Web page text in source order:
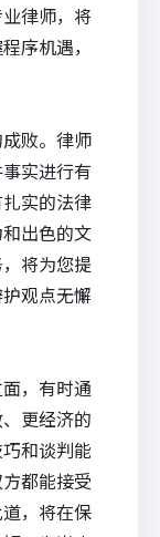
律师，将
序机遇，
败。律师
实进行有
实的法律
出色的文
将为您提
观点无懈
，有时通
更经济的
和谈判能
都能接受
，将在保